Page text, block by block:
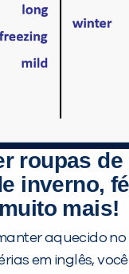
roupas
inverno,
mais!
aquecido no
em inglês,